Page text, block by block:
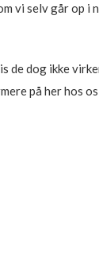
vi selv går op
de dog ikke
på her hos